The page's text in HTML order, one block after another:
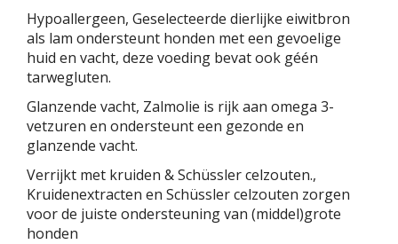
Hypoallergeen, Geselecteerde dierlijke eiwitbron
als lam ondersteunt honden met een gevoelige
huid en vacht, deze voeding bevat ook géén
tarwegluten.
Glanzende vacht, Zalmolie is rijk aan omega 3-
vetzuren en ondersteunt een gezonde en
glanzende vacht.
Verrijkt met kruiden & Schüssler celzouten.,
Kruidenextracten en Schüssler celzouten zorgen
voor de juiste ondersteuning van (middel)grote
honden